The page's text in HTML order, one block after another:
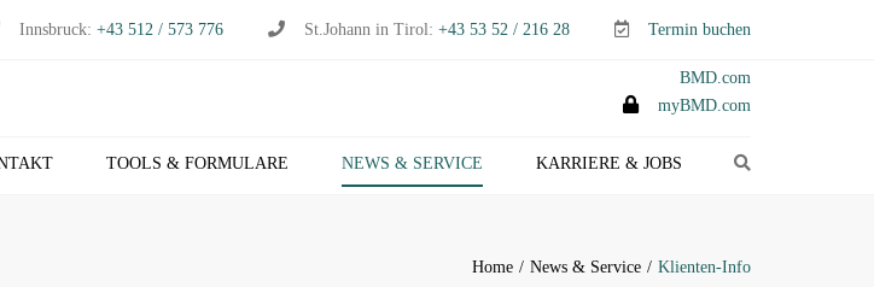
Innsbruck: +43 512 / 573 776 St.Johann in Tirol: +43 53 52 / 216 28 Termin buchen
BMD.com
myBMD.com
TOOLS & FORMULARE NEWS & SERVICE KARRIERE & JOBS
Home News & Service Klienten-Info